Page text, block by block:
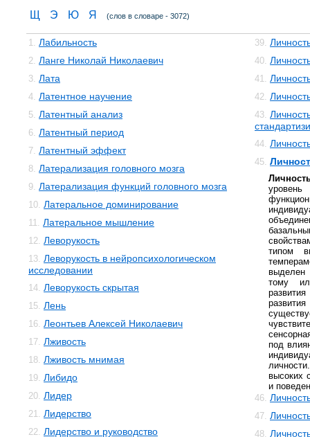
Щ
Э Ю Я (слов в словаре - 3072)
1. Лабильность
2. Ланге Николай Николаевич
3. Лата
4. Латентное научение
5. Латентный анализ
6. Латентный период
7. Латентный эффект
8. Латерализация головного мозга
9. Латерализация функций головного мозга
10. Латеральное доминирование
11. Латеральное мышление
12. Леворукость
13. Леворукость в нейропсихологическом
исследовании
14. Леворукость скрытая
15. Лень
16. Леонтьев Алексей Николаевич
17. Лживость
18. Лживость мнимая
19. Либидо
20. Лидер
21. Лидерство
22. Лидерство и руководство
39.
40.
41.
42.
43.
44.
45.
типом
выделен
тому
под
высоких
и
46.
47.
48.